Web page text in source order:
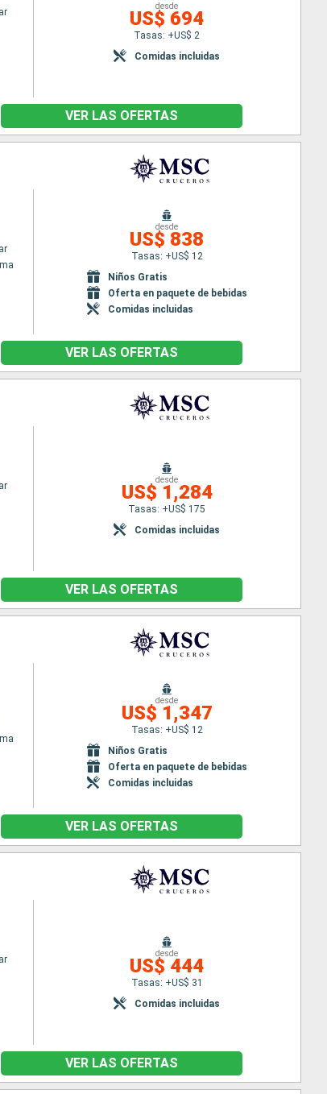
desde
US$ 694
Tasas: +US$ 2
Comidas incluidas
VER LAS OFERTAS
desde
US$ 838
Tasas: +US$ 12
Niños Gratis
Oferta en paquete de bebidas
Comidas incluidas
VER LAS OFERTAS
desde
US$ 1,284
Tasas: +US$ 175
Comidas incluidas
VER LAS OFERTAS
desde
US$ 1,347
Tasas: +US$ 12
Niños Gratis
Oferta en paquete de bebidas
Comidas incluidas
VER LAS OFERTAS
desde
US$ 444
Tasas: +US$ 31
Comidas incluidas
VER LAS OFERTAS